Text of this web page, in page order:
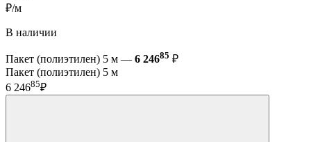
₽/м
В наличии
Пакет (полиэтилен) 5 м — 6 24685 ₽
Пакет (полиэтилен) 5 м
6 24685₽